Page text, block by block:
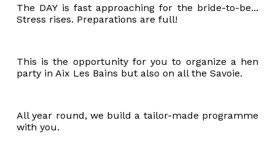
The DAY is fast approaching for the bride-to-be...
Stress rises. Preparations are full!
This is the opportunity for you to organize a hen
party in Aix Les Bains but also on all the Savoie.
All year round, we build a tailor-made programme
with you.